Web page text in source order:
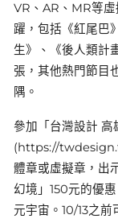
VR、AR、MR等
躍，包括《紅尾巴
生》、《後人類計
張，其他熱門節目
隅。
參加「台灣設計 高
(https://
體章或虛擬章，出
幻境」150元的優
元宇宙。10/13之